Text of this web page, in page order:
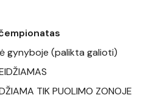
gynyboje (palikta galioti)
TIK PUOLIMO ZONOJE